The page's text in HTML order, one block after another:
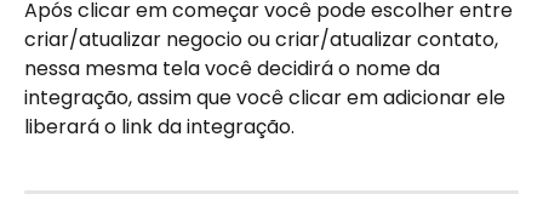
Após clicar em começar você pode escolher entre
criar/atualizar negocio ou criar/atualizar contato,
nessa mesma tela você decidirá o nome da
integração, assim que você clicar em adicionar ele
liberará o link da integração.